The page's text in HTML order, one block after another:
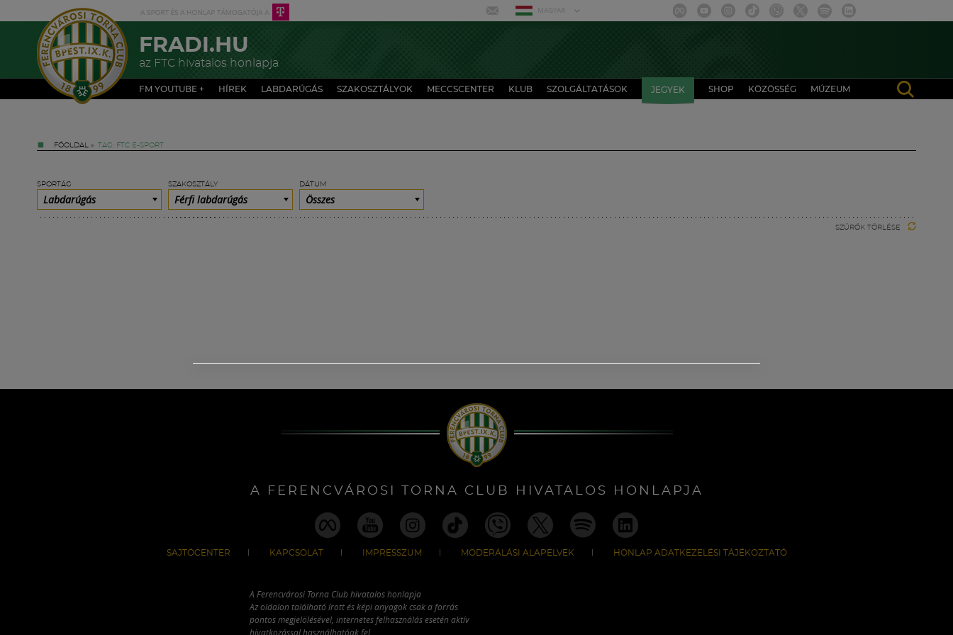
MAGYAR
FRADI.HU
az FTC hivatalos honlapja
FM YOUTUBE + HÍREK LABDARÚGÁS SZAKOSZTÁLYOK MECCSCENTER KLUB SZOLGÁLTATÁSOK JEGYEK SHOP KÖZÖSSÉG MÚZEUM
FŐOLDAL » TAG: FTC E-SPORT
SPORTÁG
Labdarúgás
SZAKOSZTÁLY
Férfi labdarúgás
DÁTUM
Összes
SZŰRŐK TÖRLÉSE
A FERENCVÁROSI TORNA CLUB HIVATALOS HONLAPJA
SAJTÓCENTER KAPCSOLAT IMPRESSZUM MODERÁLÁSI ALAPELVEK HONLAP ADATKEZELÉSI TÁJÉKOZTATÓ
A Ferencvárosi Torna Club hivatalos honlapja
Az oldalon található írott és képi anyagok csak a forrás
pontos megjelölésével, internetes felhasználás esetén aktív
hivatkozással használhatóak fel.